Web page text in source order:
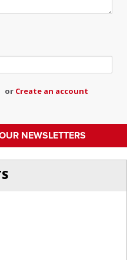
or Create an account
NEWSLETTERS